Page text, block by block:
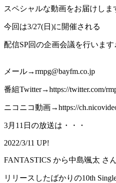
スペシャルな動画をお届けしま
今回は3/27(日)に開催される
配信SP回の企画会議を行います
メール→rmpg@bayfm.co.jp
番組Twitter→https://twitter.com/
ニコニコ動画→https://
3月11日の放送は・・・
2022/3/11 UP!
FANTASTICS から中島颯太 さ
リリースしたばかりの10th